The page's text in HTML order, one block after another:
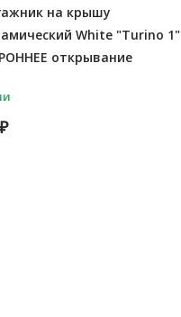
на крышу
White "Turino 1"
открывание
₽